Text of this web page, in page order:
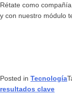
Rétate como
y con nuestro módulo
Posted in Tecnología
resultados clave